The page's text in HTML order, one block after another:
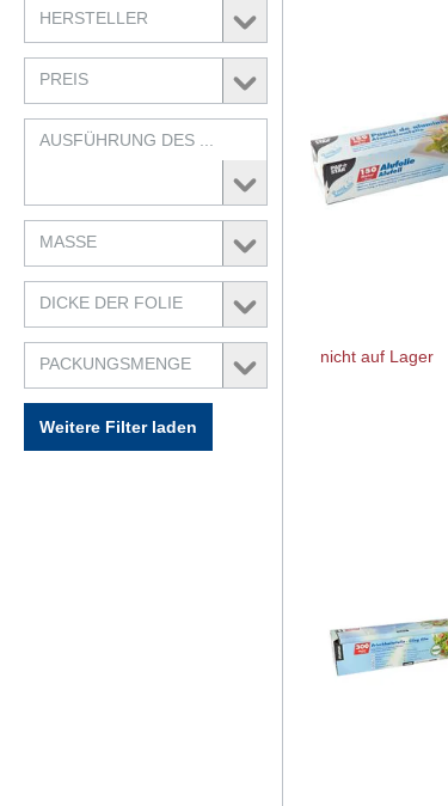
HERSTELLER
PREIS
MASSE
DICKE DER FOLIE
PACKUNGSMENGE
Weitere Filter laden
nicht auf Lager